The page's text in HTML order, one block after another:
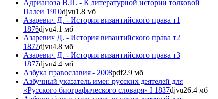
Адрианова В.П. - К литературной истории толковой
Палеи 1910djvu1.8 мб
Азаревич Д. - История византийского права т1
1876djvu4.1 мб
Азаревич Д. - История византийского права т2
1877djvu4.8 мб
Азаревич Д. - История византийского права т3
1877djvu4.4 мб
Азбука православия - 2008pdf2.9 мб
Азбучный указатель имен русских деятелей для
«Русского биографического словаря» I 1887djvu26.4 мб